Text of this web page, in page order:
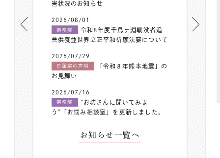
害状況のお知らせ
2026/08/01
宗務院
令和8年度千鳥ヶ淵戦没者追
善供養並世界立正平和祈願法要について
2026/07/29
日蓮宗の声明
「令和８年熊本地震」の
お見舞い
2026/07/16
宗務院
”お坊さんに聞いてみよ
う”「お悩み相談室」を更新しました。
お知らせ一覧へ